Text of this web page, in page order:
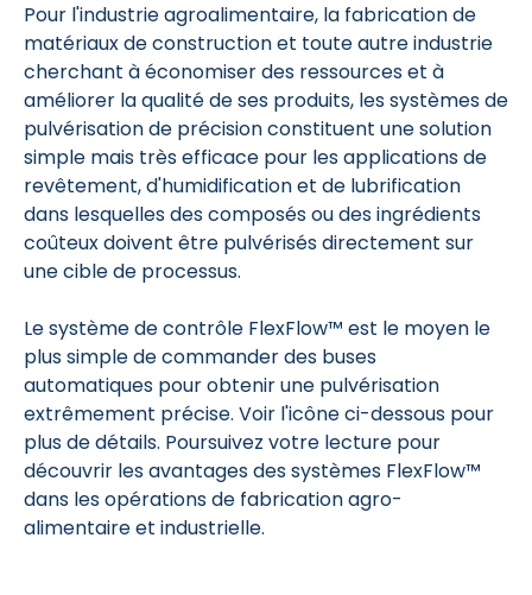
Pour l'industrie agroalimentaire, la fabrication de
matériaux de construction et toute autre industrie
cherchant à économiser des ressources et à
améliorer la qualité de ses produits, les systèmes de
pulvérisation de précision constituent une solution
simple mais très efficace pour les applications de
revêtement, d'humidification et de lubrification
dans lesquelles des composés ou des ingrédients
coûteux doivent être pulvérisés directement sur
une cible de processus.
Le système de contrôle FlexFlow™ est le moyen le
plus simple de commander des buses
automatiques pour obtenir une pulvérisation
extrêmement précise. Voir l'icône ci-dessous pour
plus de détails. Poursuivez votre lecture pour
découvrir les avantages des systèmes FlexFlow™
dans les opérations de fabrication agro-
alimentaire et industrielle.